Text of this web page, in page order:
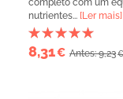
completo com um
nutrientes... [Ler mais]
8,31€ Antes: 9,23